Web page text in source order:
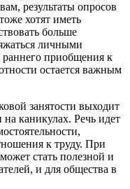
результаты опросов
хотят иметь
больше
личными
приобщения к
остается важным
занятости выходит
каникулах. Речь идет
к труду. При
стать полезной и
и для общества в